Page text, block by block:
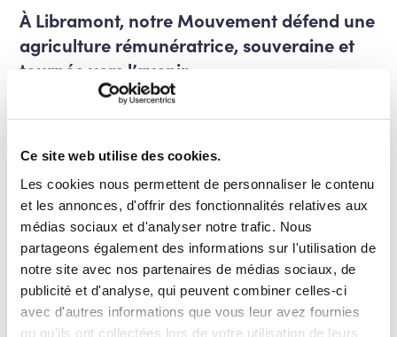
Ce site web utilise des cookies.
Les cookies nous permettent de personnaliser le contenu
et les annonces, d'offrir des fonctionnalités relatives aux
médias sociaux et d'analyser notre trafic. Nous
partageons également des informations sur l'utilisation de
notre site avec nos partenaires de médias sociaux, de
publicité et d'analyse, qui peuvent combiner celles-ci
avec d'autres informations que vous leur avez fournies
ou qu'ils ont collectées lors de votre utilisation de leurs
À Libramont, notre Mouvement défend une
agriculture rémunératrice, souveraine et
tournée vers l’avenir
À l’occasion de notre traditionnel petit-déjeuner
organisé en ouverture de la Foire agricole de
Libramont, nos ministres, parlementaires,
mandataires et […]
Agriculture et ruralité
EN SAVOIR PLUS